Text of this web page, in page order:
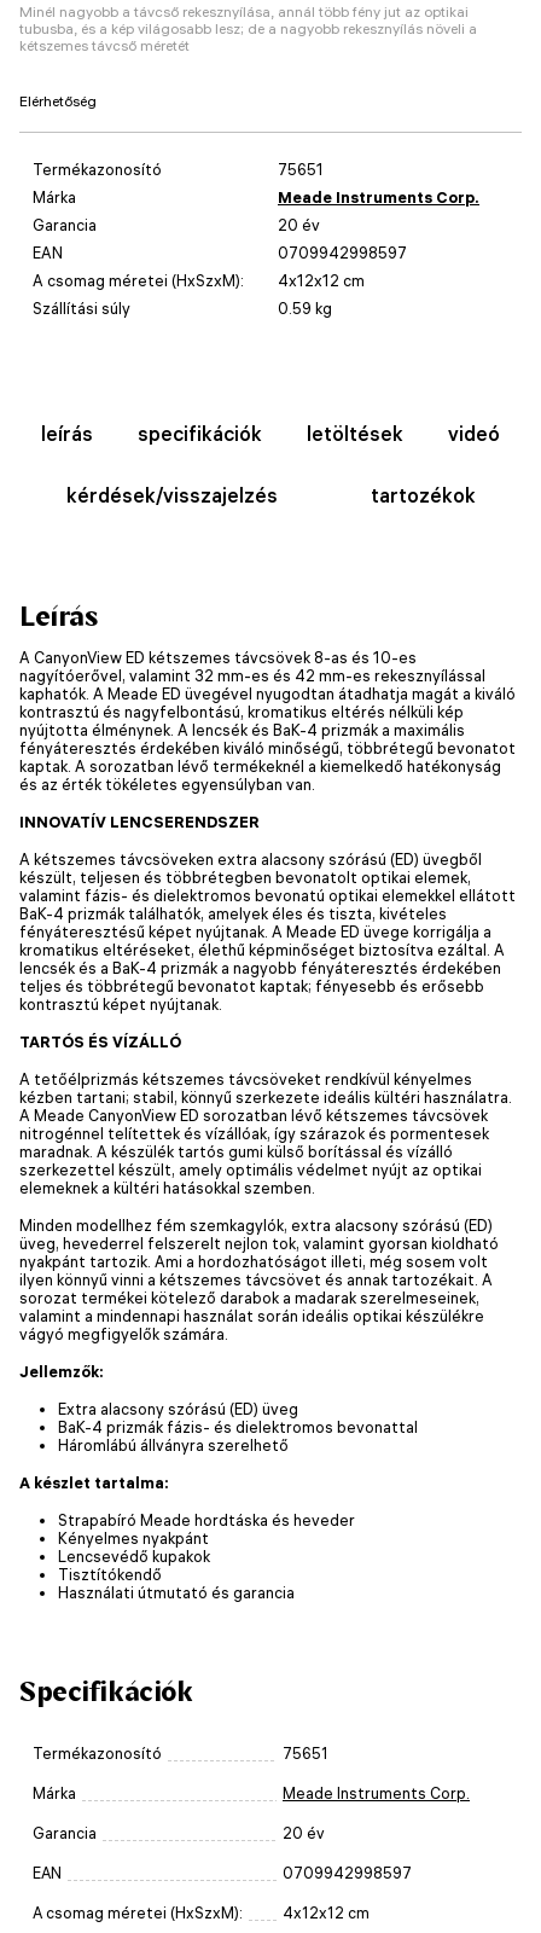
Minél nagyobb a távcső rekesznyílása, annál több fény jut az optikai
tubusba, és a kép világosabb lesz; de a nagyobb rekesznyílás növeli a
kétszemes távcső méretét
Elérhetőség
Termékazonosító
75651
Márka
Meade Instruments Corp.
Garancia
20 év
EAN
0709942998597
A csomag méretei (HxSzxM):
4x12x12 cm
Szállítási súly
0.59 kg
leírás specifikációk letöltések videó
kérdések/visszajelzés tartozékok
Leírás
A CanyonView ED kétszemes távcsövek 8-as és 10-es
nagyítóerővel, valamint 32 mm-es és 42 mm-es rekesznyílással
kaphatók. A Meade ED üvegével nyugodtan átadhatja magát a kiváló
kontrasztú és nagyfelbontású, kromatikus eltérés nélküli kép
nyújtotta élménynek. A lencsék és BaK-4 prizmák a maximális
fényáteresztés érdekében kiváló minőségű, többrétegű bevonatot
kaptak. A sorozatban lévő termékeknél a kiemelkedő hatékonyság
és az érték tökéletes egyensúlyban van.
INNOVATÍV LENCSERENDSZER
A kétszemes távcsöveken extra alacsony szórású (ED) üvegből
készült, teljesen és többrétegben bevonatolt optikai elemek,
valamint fázis- és dielektromos bevonatú optikai elemekkel ellátott
BaK-4 prizmák találhatók, amelyek éles és tiszta, kivételes
fényáteresztésű képet nyújtanak. A Meade ED üvege korrigálja a
kromatikus eltéréseket, élethű képminőséget biztosítva ezáltal. A
lencsék és a BaK-4 prizmák a nagyobb fényáteresztés érdekében
teljes és többrétegű bevonatot kaptak; fényesebb és erősebb
kontrasztú képet nyújtanak.
TARTÓS ÉS VÍZÁLLÓ
A tetőélprizmás kétszemes távcsöveket rendkívül kényelmes
kézben tartani; stabil, könnyű szerkezete ideális kültéri használatra.
A Meade CanyonView ED sorozatban lévő kétszemes távcsövek
nitrogénnel telítettek és vízállóak, így szárazok és pormentesek
maradnak. A készülék tartós gumi külső borítással és vízálló
szerkezettel készült, amely optimális védelmet nyújt az optikai
elemeknek a kültéri hatásokkal szemben.
Minden modellhez fém szemkagylók, extra alacsony szórású (ED)
üveg, hevederrel felszerelt nejlon tok, valamint gyorsan kioldható
nyakpánt tartozik. Ami a hordozhatóságot illeti, még sosem volt
ilyen könnyű vinni a kétszemes távcsövet és annak tartozékait. A
sorozat termékei kötelező darabok a madarak szerelmeseinek,
valamint a mindennapi használat során ideális optikai készülékre
vágyó megfigyelők számára.
Jellemzők:
Extra alacsony szórású (ED) üveg
BaK-4 prizmák fázis- és dielektromos bevonattal
Háromlábú állványra szerelhető
A készlet tartalma:
Strapabíró Meade hordtáska és heveder
Kényelmes nyakpánt
Lencsevédő kupakok
Tisztítókendő
Használati útmutató és garancia
Specifikációk
Termékazonosító 75651
Márka Meade Instruments Corp.
Garancia 20 év
EAN 0709942998597
A csomag méretei (HxSzxM): 4x12x12 cm